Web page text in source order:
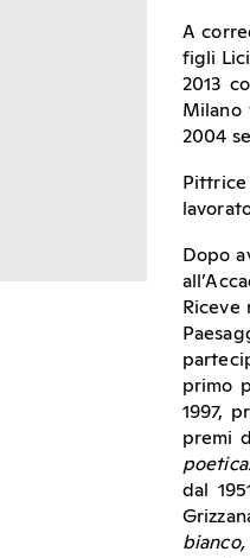
A
figli
2013
Milano
2004
Pittrice
Dopo
Riceve
primo
1997,
premi
dal